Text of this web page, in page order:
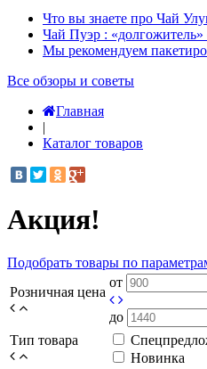
Что вы знаете про Чай
Чай Пуэр : «долгожитель»
Мы рекомендуем
Все обзоры и советы
Главная
|
Каталог товаров
Акция!
Подобрать товары по
Розничная цена
от
до
Тип товара
Новинка